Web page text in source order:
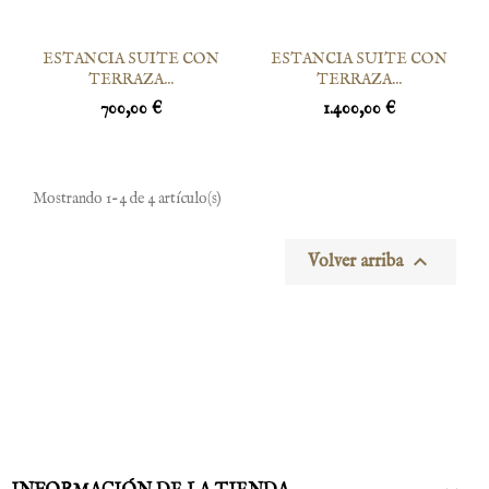
ESTANCIA SUITE CON
TERRAZA...
700,00 €
ESTANCIA SUITE CON
TERRAZA...
1.400,00 €
Mostrando 1-4 de 4 artículo(s)
Volver arriba 